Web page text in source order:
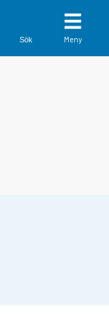
Sök Meny